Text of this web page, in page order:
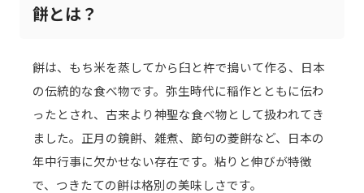
餅とは？
餅は、もち米を蒸してから臼と杵で搗いて作る、日本
の伝統的な食べ物です。弥生時代に稲作とともに伝わ
ったとされ、古来より神聖な食べ物として扱われてき
ました。正月の鏡餅、雑煮、節句の菱餅など、日本の
年中行事に欠かせない存在です。粘りと伸びが特徴
で、つきたての餅は格別の美味しさです。